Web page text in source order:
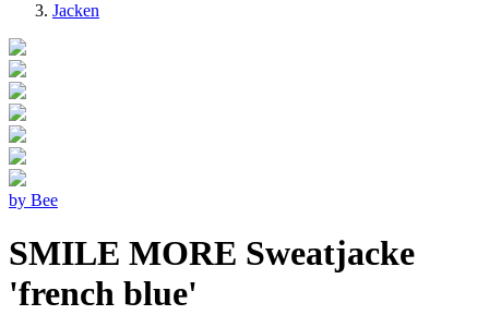
Jacken
by Bee
SMILE MORE Sweatjacke
'french blue'